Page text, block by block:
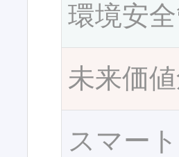
環境安
未来価
スマー